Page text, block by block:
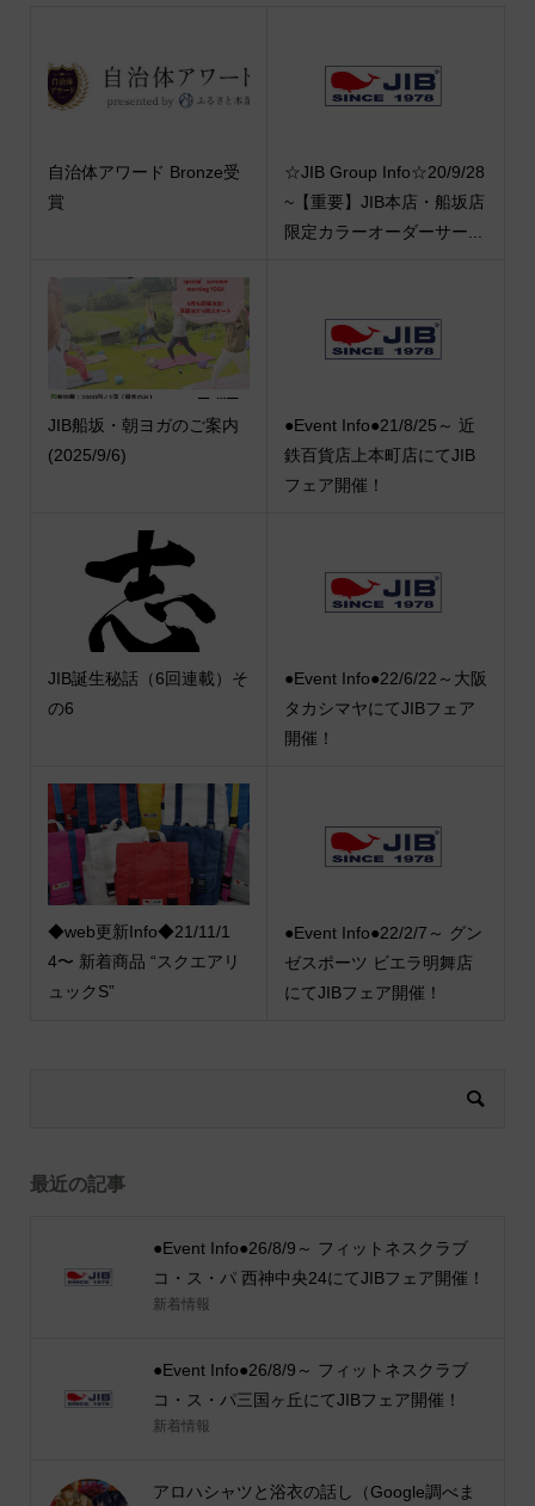
自治体アワード Bronze受
賞
☆JIB Group Info☆20/9/28
~【重要】JIB本店・船坂店
限定カラーオーダーサー...
JIB船坂・朝ヨガのご案内
(2025/9/6)
●Event Info●21/8/25～ 近
鉄百貨店上本町店にてJIB
フェア開催！
JIB誕生秘話（6回連載）そ
の6
●Event Info●22/6/22～大阪
タカシマヤにてJIBフェア
開催！
◆web更新Info◆21/11/1
4〜 新着商品 “スクエアリ
ュックS”
●Event Info●22/2/7～ グン
ゼスポーツ ビエラ明舞店
にてJIBフェア開催！
最近の記事
●Event Info●26/8/9～ フィットネスクラブ
コ・ス・パ 西神中央24にてJIBフェア開催！
新着情報
●Event Info●26/8/9～ フィットネスクラブ
コ・ス・パ三国ヶ丘にてJIBフェア開催！
新着情報
アロハシャツと浴衣の話し（Google調べま